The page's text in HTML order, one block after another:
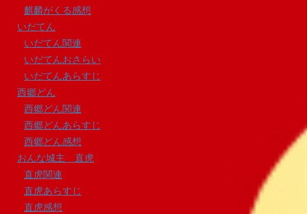
麒麟がくる感想
いだてん
いだてん関連
いだてんおさらい
いだてんあらすじ
西郷どん
西郷どん関連
西郷どんあらすじ
西郷どん感想
おんな城主 直虎
直虎関連
直虎あらすじ
直虎感想